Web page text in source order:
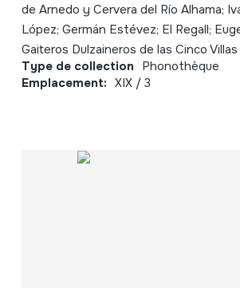
de Arnedo y Cervera del Río Alhama;
López; Germán Estévez; El Regall;
Gaiteros Dulzaineros de las Cinco Villas
Type de collection Phonothèque
Emplacement: XIX / 3